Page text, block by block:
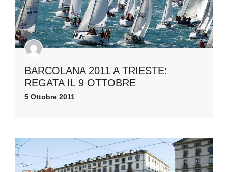
BARCOLANA 2011 A TRIESTE:
REGATA IL 9 OTTOBRE
5 Ottobre 2011